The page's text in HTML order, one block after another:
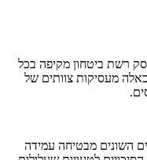
רשת ביטחון מקיפה בכל
מעסיקות צוותים של
השונים מבטיחה עמידה